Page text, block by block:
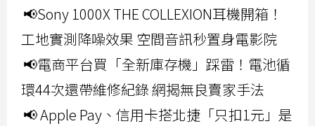
📢Sony 1000X THE COLLEXION耳機開箱！
工地實測降噪效果 空間音訊秒置身電影院
📢電商平台買「全新庫存機」踩雷！電池循
環44次還帶維修紀錄 網揭無良賣家手法
📢 Apple Pay、信用卡搭北捷「只扣1元」是